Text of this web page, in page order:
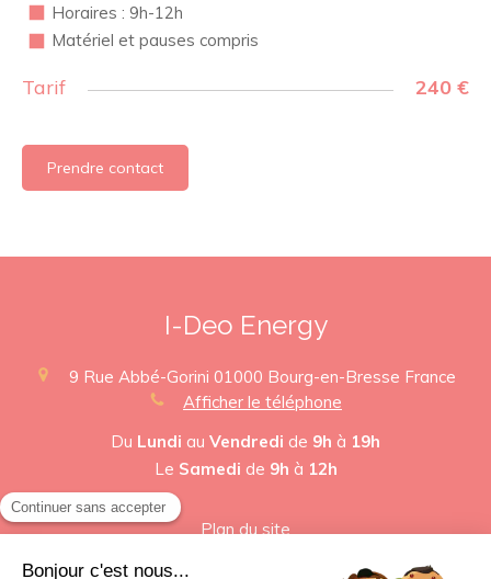
Horaires : 9h-12h
Matériel et pauses compris
240 €
Tarif
Prendre contact
I-Deo Energy
9 Rue Abbé-Gorini 01000 Bourg-en-Bresse France
Afficher le téléphone
Du Lundi au Vendredi de 9h à 19h
Le Samedi de 9h à 12h
Plan du site